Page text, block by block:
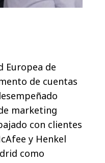
Europea de
de cuentas
marketing
con clientes
y Henkel
como